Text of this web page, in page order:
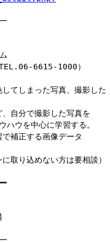
6615-1000）
てしまった写真、撮影した
自分で撮影した写真を
ウを中心に学習する。
補正する画像データ
取り込めない方は要相談）